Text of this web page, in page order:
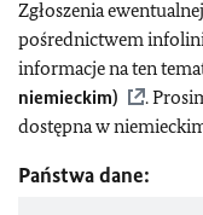
Zgłoszenia
pośrednictwem
informacje na ten
niemieckim)
.
dostępna w
Państwa dane: